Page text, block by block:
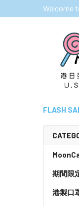
Welcome
FLASH
期間限
港製口